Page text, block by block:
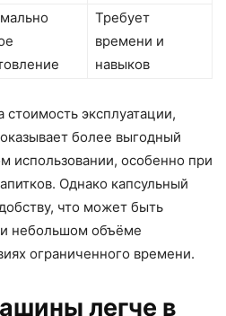
Требует
времени и
навыков
стоимость эксплуатации,
более выгодный
использовании, особенно при
Однако капсульный
что может быть
небольшом объёме
ограниченного времени.
легче в